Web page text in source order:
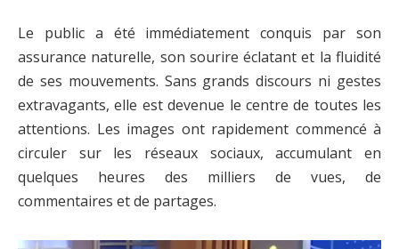
Le public a été immédiatement conquis par son
assurance naturelle, son sourire éclatant et la fluidité
de ses mouvements. Sans grands discours ni gestes
extravagants, elle est devenue le centre de toutes les
attentions. Les images ont rapidement commencé à
circuler sur les réseaux sociaux, accumulant en
quelques heures des milliers de vues, de
commentaires et de partages.